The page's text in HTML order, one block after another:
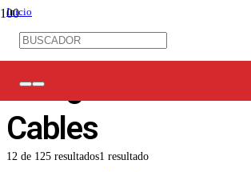
Inicio
/
Ferretería Eléctrica
Mangas TC / Marca Cables
Mangas TC / Marca
Cables
12 de 125 resultados1 resultado